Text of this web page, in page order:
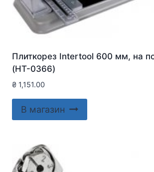
Плиткорез Intertool 600 мм, на
(HT-0366)
₴ 1,151.00
В магазин